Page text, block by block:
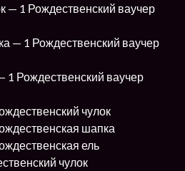
— 1 Рождественский ваучер
— 1 Рождественский ваучер
1 Рождественский ваучер
чулок
шапка
ель
чулок